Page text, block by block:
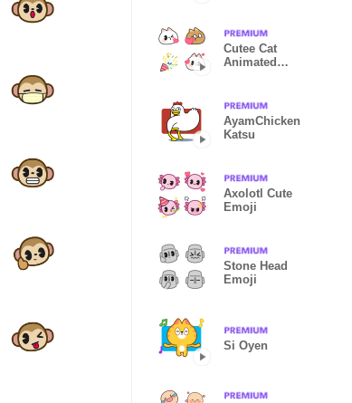
Cutee Cat
Animated
AyamChicken
Katsu
Axolotl Cute
Emoji
Stone Head
Emoji
Si Oyen